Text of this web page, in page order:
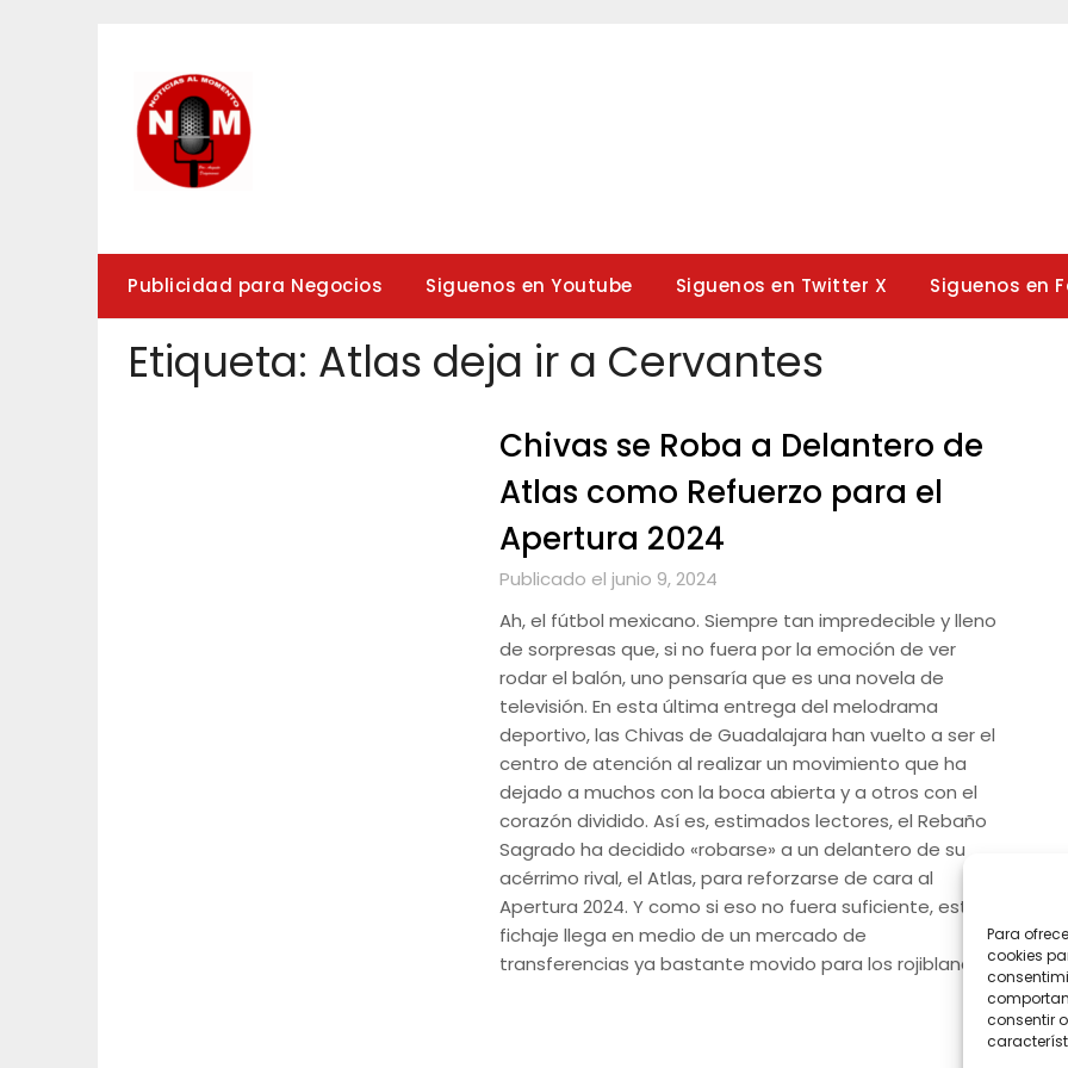
Publicidad para Negocios Siguenos en Youtube Siguenos en Twitter X Siguenos en
Etiqueta: Atlas deja ir a Cervantes
Chivas se Roba a Delantero de
Atlas como Refuerzo para el
Apertura 2024
Publicado el junio 9, 2024
Ah, el fútbol mexicano. Siempre tan impredecible y lleno
de sorpresas que, si no fuera por la emoción de ver
rodar el balón, uno pensaría que es una novela de
televisión. En esta última entrega del melodrama
deportivo, las Chivas de Guadalajara han vuelto a ser el
centro de atención al realizar un movimiento que ha
dejado a muchos con la boca abierta y a otros con el
corazón dividido. Así es, estimados lectores, el Rebaño
Sagrado ha decidido «robarse» a un delantero de su
acérrimo rival, el Atlas, para reforzarse de cara al
Apertura 2024. Y como si eso no fuera suficiente, este
fichaje llega en medio de un mercado de
transferencias ya bastante movido para los rojiblancos.
Para
cookies
consentir